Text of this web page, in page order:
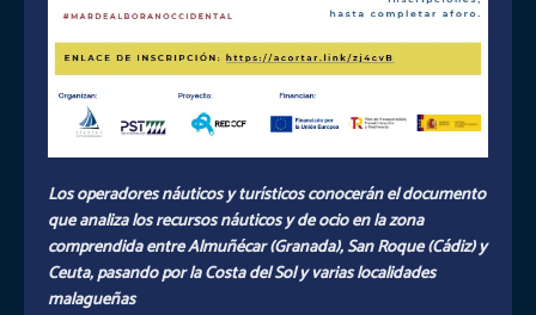
Los operadores náuticos y turísticos conocerán el documento
que analiza los recursos náuticos y de ocio en la zona
comprendida entre Almuñécar (Granada), San Roque (Cádiz) y
Ceuta, pasando por la Costa del Sol y varias localidades
malagueñas